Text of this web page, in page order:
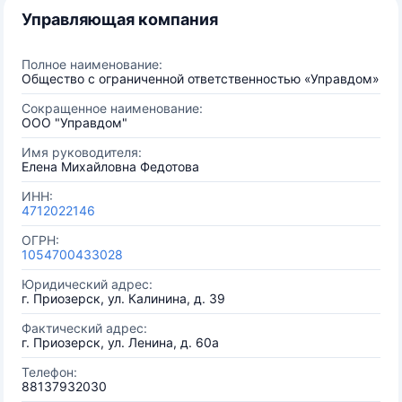
Управляющая компания
Полное наименование:
Общество с ограниченной ответственностью «Управдом»
Сокращенное наименование:
ООО "Управдом"
Имя руководителя:
Елена Михайловна Федотова
ИНН:
4712022146
ОГРН:
1054700433028
Юридический адрес:
г. Приозерск, ул. Калинина, д. 39
Фактический адрес:
г. Приозерск, ул. Ленина, д. 60а
Телефон:
88137932030